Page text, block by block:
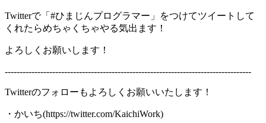
Twitterで「#ひまじんプログラマー」をつけてツイートして
くれたらめちゃくちゃやる気出ます！
よろしくお願いします！
-----------------------------------------------------------------------------------
Twitterのフォローもよろしくお願いいたします！
・かいち(https://twitter.com/KaichiWork)